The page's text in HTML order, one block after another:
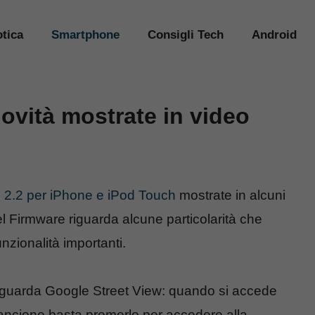
Smartphone Consigli Tech Android
mostrate in video
per iPhone e iPod Touch mostrate in alcuni
Firmware riguarda alcune particolarità che
importanti.
Google Street View: quando si accede